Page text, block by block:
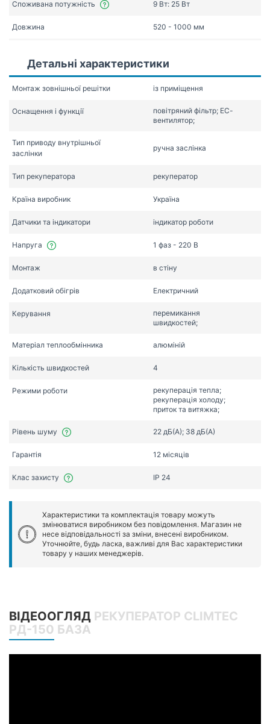
Споживана потужність 9 Вт: 25 Вт
Довжина 520 - 1000 мм
Детальні характеристики
Монтаж зовнішньої решітки із приміщення
Оснащення і функції
повітряний фільтр; ЕС-
вентилятор;
Тип приводу внутрішньої
заслінки
ручна заслінка
Тип рекуператора рекуператор
Країна виробник Україна
Датчики та індикатори індикатор роботи
Напруга 1 фаз - 220 В
Монтаж в стіну
Додатковий обігрів Електричний
Керування
перемикання
швидкостей;
Матеріал теплообмінника алюміній
Кількість швидкостей 4
Режими роботи
рекуперація тепла;
рекуперація холоду;
приток та витяжка;
Рівень шуму 22 дБ(А); 38 дБ(А)
Гарантія 12 місяців
Клас захисту IP 24
Характеристики та комплектація товару можуть
змінюватися виробником без повідомлення. Магазин не
несе відповідальності за зміни, внесені виробником.
Уточнюйте, будь ласка, важливі для Вас характеристики
товару у наших менеджерів.
ВІДЕООГЛЯД РЕКУПЕРАТОР CLIMTEC
РД-150 БАЗА